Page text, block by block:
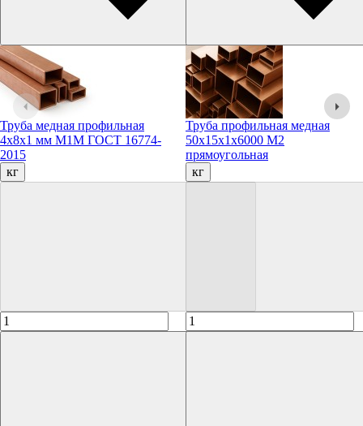
Труба медная профильная
4х8х1 мм М1М ГОСТ 16774-
2015
кг
Труба профильная медная
50х15х1х6000 М2
прямоугольная
кг